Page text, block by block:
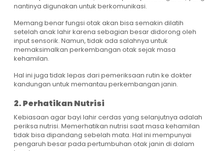
nantinya digunakan untuk berkomunikasi.
Memang benar fungsi otak akan bisa semakin dilatih
setelah anak lahir karena sebagian besar didorong oleh
input sensorik. Namun, tidak ada salahnya untuk
memaksimalkan perkembangan otak sejak masa
kehamilan.
Hal ini juga tidak lepas dari pemeriksaan rutin ke dokter
kandungan untuk memantau perkembangan janin.
2. Perhatikan Nutrisi
Kebiasaan agar bayi lahir cerdas yang selanjutnya adalah
periksa nutrisi. Memerhatikan nutrisi saat masa kehamilan
tidak bisa dipandang sebelah mata. Hal ini mempunyai
pengaruh besar pada pertumbuhan otak janin di dalam